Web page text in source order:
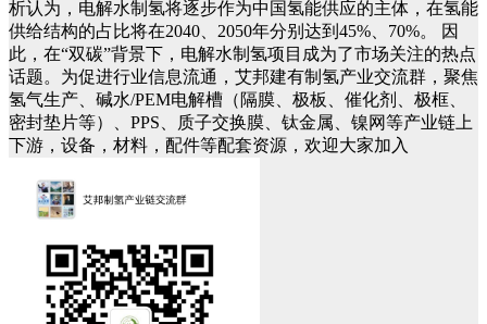
析认为，电解水制氢将逐步作为中国氢能供应的主体，在氢能
供给结构的占比将在2040、2050年分别达到45%、70%。
因
此，在“双碳”背景下，电解水制氢项目成为了市场关注的热点
话题。为促进行业信息流通，艾邦建有制氢产业交流群，聚焦
氢气生产、碱水/PEM电解槽（隔膜、极板、催化剂、极框、
密封垫片等）、PPS、质子交换膜、钛金属、镍网等产业链上
下游，设备，材料，配件等配套资源，欢迎大家加入